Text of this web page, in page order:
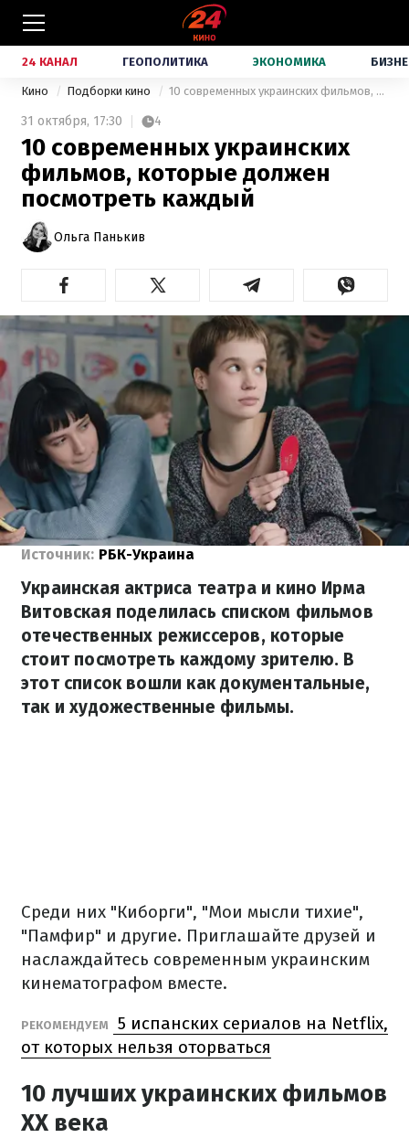
24 КАНАЛ ГЕОПОЛИТИКА ЭКОНОМИКА
Кино Подборки кино 10 современных украинских фильмов, которые должен посмотреть каждый
31 октября, 17:30 4
10 современных украинских
фильмов, которые должен
посмотреть каждый
Ольга Панькив
Источник: РБК-Украина
Украинская актриса театра и кино Ирма
Витовская поделилась списком фильмов
отечественных режиссеров, которые
стоит посмотреть каждому зрителю. В
этот список вошли как документальные,
так и художественные фильмы.
Среди них "Киборги", "Мои мысли тихие",
"Памфир" и другие. Приглашайте друзей и
наслаждайтесь современным украинским
кинематографом вместе.
РЕКОМЕНДУЕМ
5 испанских сериалов на Netflix,
от которых нельзя оторваться
10 лучших украинских фильмов
ХХ века